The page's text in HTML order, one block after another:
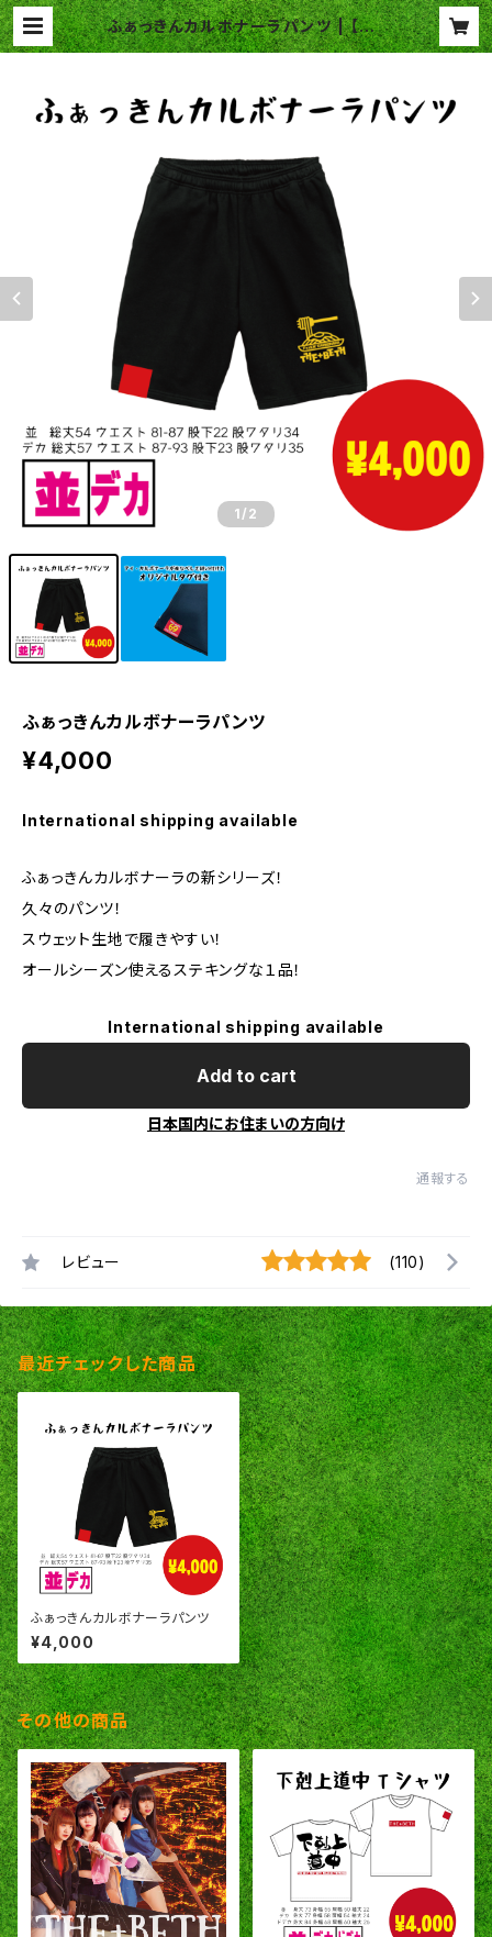
ふぁっきんカルボナーラパンツ | 【TH
E+BETH】OFFICIAL WEB SHOP
1 /2
ふぁっきんカルボナーラパンツ
¥4,000
International shipping available
ふぁっきんカルボナーラの新シリーズ！
久々のパンツ！
スウェット生地で履きやすい！
オールシーズン使えるステキングな１品！
International shipping available
Add to cart
日本国内にお住まいの方向け
通報する
レビュー (110)
最近チェックした商品
ふぁっきんカルボナーラパンツ
¥4,000
その他の商品